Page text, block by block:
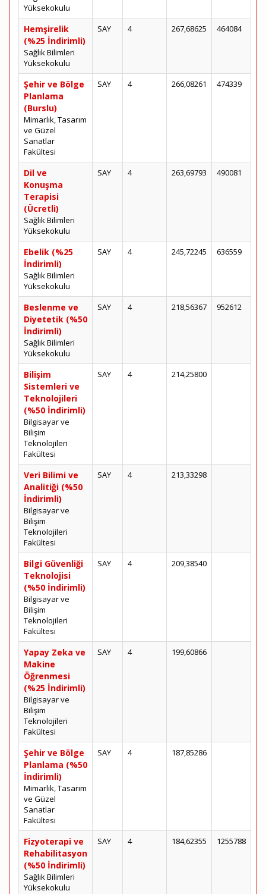
Yüksekokulu
Hemşirelik
(%25 İndirimli)
Sağlık Bilimleri
Yüksekokulu
SAY 4 267,68625 464084
Şehir ve Bölge
Planlama
(Burslu)
Mimarlık, Tasarım
ve Güzel
Sanatlar
Fakültesi
SAY 4 266,08261 474339
Dil ve
Konuşma
Terapisi
(Ücretli)
Sağlık Bilimleri
Yüksekokulu
SAY 4 263,69793 490081
Ebelik (%25
İndirimli)
Sağlık Bilimleri
Yüksekokulu
SAY 4 245,72245 636559
Beslenme ve
Diyetetik (%50
İndirimli)
Sağlık Bilimleri
Yüksekokulu
SAY 4 218,56367 952612
Bilişim
Sistemleri ve
Teknolojileri
(%50 İndirimli)
Bilgisayar ve
Bilişim
Teknolojileri
Fakültesi
SAY 4 214,25800
Veri Bilimi ve
Analitiği (%50
İndirimli)
Bilgisayar ve
Bilişim
Teknolojileri
Fakültesi
SAY 4 213,33298
Bilgi Güvenliği
Teknolojisi
(%50 İndirimli)
Bilgisayar ve
Bilişim
Teknolojileri
Fakültesi
SAY 4 209,38540
Yapay Zeka ve
Makine
Öğrenmesi
(%25 İndirimli)
Bilgisayar ve
Bilişim
Teknolojileri
Fakültesi
SAY 4 199,60866
Şehir ve Bölge
Planlama (%50
İndirimli)
Mimarlık, Tasarım
ve Güzel
Sanatlar
Fakültesi
SAY 4 187,85286
Fizyoterapi ve
Rehabilitasyon
(%50 İndirimli)
Sağlık Bilimleri
Yüksekokulu
SAY 4 184,62355 1255788